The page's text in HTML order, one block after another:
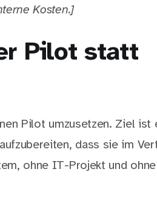
Kosten.]
Pilot statt
Pilot umzusetzen. Ziel ist
dass sie im
ohne IT-Projekt und ohne